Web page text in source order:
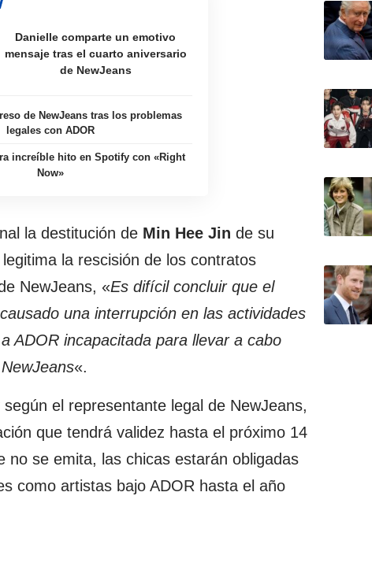
Danielle comparte un emotivo
mensaje tras el cuarto aniversario
de NewJeans
de NewJeans tras los problemas
legales con ADOR
increíble hito en Spotify con «Right
Now»
la destitución de Min Hee Jin de su
la rescisión de los contratos
NewJeans, «Es difícil concluir que el
una interrupción en las actividades
ADOR incapacitada para llevar a cabo
«.
el representante legal de NewJeans,
que tendrá validez hasta el próximo 14
no se emita, las chicas estarán obligadas
como artistas bajo ADOR hasta el año